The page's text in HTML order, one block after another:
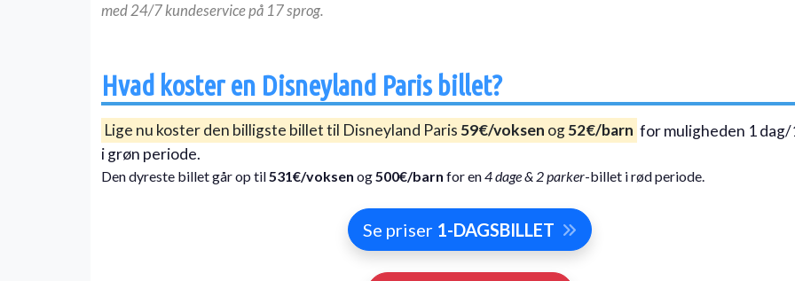
med 24/7 kundeservice på 17 sprog.
Hvad koster en Disneyland Paris billet?
Lige nu koster den billigste billet til Disneyland Paris 59€/voksen og52€/barn for muligheden 1 dag/
i grøn periode.
Den dyreste billet går op til 531€/voksen og 500€/barn for en4 dage & 2 parker-billet i rød periode.
Se priser 1-DAGSBILLET